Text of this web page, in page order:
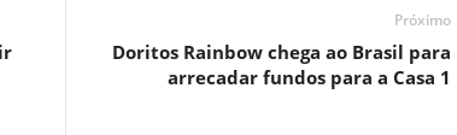
Próximo
Doritos Rainbow chega ao Brasil para
arrecadar fundos para a Casa 1